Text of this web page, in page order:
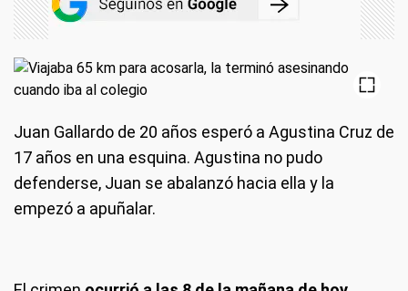
Juan Gallardo de 20 años esperó a Agustina Cruz de
17 años en una esquina. Agustina no pudo
defenderse, Juan se abalanzó hacia ella y la
empezó a apuñalar.